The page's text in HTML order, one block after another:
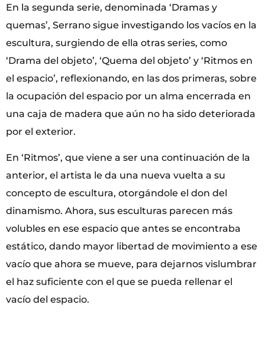
En la segunda serie, denominada ‘Dramas y
quemas’, Serrano sigue investigando los vacíos en la
escultura, surgiendo de ella otras series, como
‘Drama del objeto’, ‘Quema del objeto’ y ‘Ritmos en
el espacio’, reflexionando, en las dos primeras, sobre
la ocupación del espacio por un alma encerrada en
una caja de madera que aún no ha sido deteriorada
por el exterior.
En ‘Ritmos’, que viene a ser una continuación de la
anterior, el artista le da una nueva vuelta a su
concepto de escultura, otorgándole el don del
dinamismo. Ahora, sus esculturas parecen más
volubles en ese espacio que antes se encontraba
estático, dando mayor libertad de movimiento a ese
vacío que ahora se mueve, para dejarnos vislumbrar
el haz suficiente con el que se pueda rellenar el
vacío del espacio.